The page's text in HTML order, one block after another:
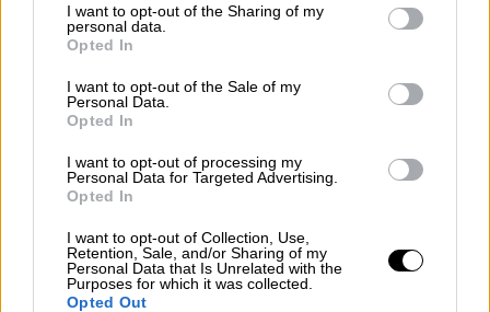
not limited to your visit or usage behaviour. You may click to
grant or deny consent to Google and its third-party tags to
use your data for below specified purposes in below Google
consent section.
I want to opt-out of the Sharing of my
personal data.
Opted In
I want to opt-out of the Sale of my
Personal Data.
Opted In
I want to opt-out of processing my
Personal Data for Targeted Advertising.
Opted In
I want to opt-out of Collection, Use,
Retention, Sale, and/or Sharing of my
Personal Data that Is Unrelated with the
Purposes for which it was collected.
Opted Out
2. Κάθε γυναίκα μετράει.